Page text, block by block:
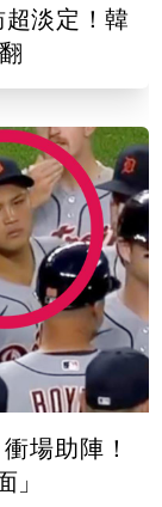
淡定！韓
場助陣！
」